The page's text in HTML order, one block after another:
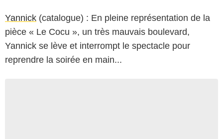
Yannick (catalogue) : En pleine représentation de la
pièce « Le Cocu », un très mauvais boulevard,
Yannick se lève et interrompt le spectacle pour
reprendre la soirée en main...